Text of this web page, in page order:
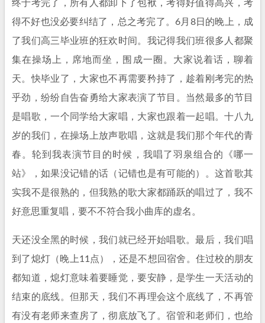
终于考完了，所有人都卸下了包袱，考得好值得高兴，考
得不好也没必要纠结了，总之考完了。6月8日的晚上，成
了我们高三毕业班的狂欢时间。我记得我们班很多人都聚
集在操场上，席地而坐，围成一圈。大家说着话，聊着
天。快毕业了，大家也不再需要矜持了，趁着刚考完的热
乎劲，纷纷自告奋勇给大家表演了节目。当然最多的节目
是唱歌，一个同学给大家唱，大家也跟着一起唱。十八九
岁的我们，在操场上放声歌唱，这就是我们那个年代的青
春。轮到我表演节目的时候，我唱了羽泉组合的《哪一
站》，如果没记错的话（记错也是有可能的）。这首歌其
实我不是很熟的，但我熟的歌大家都踊跃的唱过了，我不
好意思重复唱，要不不符合我小曲库的虚名。
天还没全黑的时候，我们就已经开始唱歌。最后，我们唱
到了熄灯（晚上11点），还是不想回宿舍。住过校的朋友
都知道，熄灯意味着要睡觉，要安静，是学生一天活动的
结束的底线。但那天，我们不再理会这个底线了，不再管
有没有老师来查房了，彻底放飞了。宿管和老师们，也给